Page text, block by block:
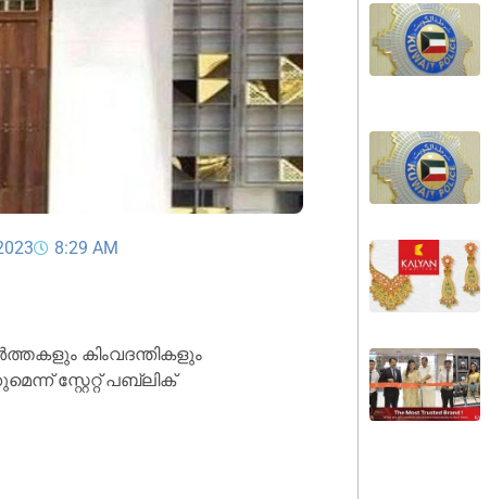
8:29 AM
കിംവദന്തികളും
സ്റ്റേറ്റ് പബ്ലിക്